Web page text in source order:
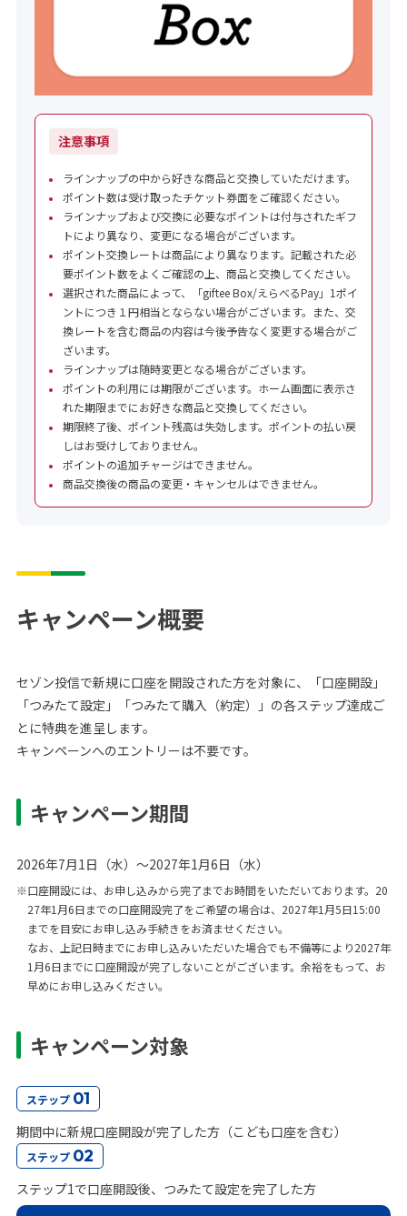
注意事項
ラインナップの中から好きな商品と交換していただけます。
ポイント数は受け取ったチケット券面をご確認ください。
ラインナップおよび交換に必要なポイントは付与されたギフ
トにより異なり、変更になる場合がございます。
ポイント交換レートは商品により異なります。記載された必
要ポイント数をよくご確認の上、商品と交換してください。
選択された商品によって、「giftee Box/えらべるPay」1ポイ
ントにつき１円相当とならない場合がございます。また、交
換レートを含む商品の内容は今後予告なく変更する場合がご
ざいます。
ラインナップは随時変更となる場合がございます。
ポイントの利用には期限がございます。ホーム画面に表示さ
れた期限までにお好きな商品と交換してください。
期限終了後、ポイント残高は失効します。ポイントの払い戻
しはお受けしておりません。
ポイントの追加チャージはできません。
商品交換後の商品の変更・キャンセルはできません。
キャンペーン概要
セゾン投信で新規に口座を開設された方を対象に、
「口座開設」
「つみたて設定」「つみたて購入（約定）」の各ステップ達成ご
とに特典を進呈します。
キャンペーンへのエントリーは不要です。
キャンペーン期間
2026年7月1日（水）～2027年1月6日（水）
※口座開設には、お申し込みから完了までお時間をいただいております。20
27年1月6日までの口座開設完了をご希望の場合は、2027年1月5日15:00
までを目安にお申し込み手続きをお済ませください。
なお、上記日時までにお申し込みいただいた場合でも不備等により2027年
1月6日までに口座開設が完了しないことがございます。余裕をもって、お
早めにお申し込みください。
キャンペーン対象
ステップ 01
期間中に新規口座開設が完了した方（こども口座を含む）
ステップ 02
ステップ1で口座開設後、つみたて設定を完了した方